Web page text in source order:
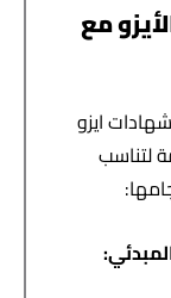
مع
ايزو
لتناسب
: